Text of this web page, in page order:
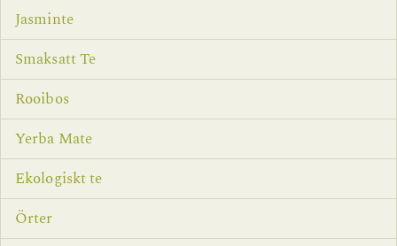
Jasminte
Smaksatt Te
Rooibos
Yerba Mate
Ekologiskt te
Örter